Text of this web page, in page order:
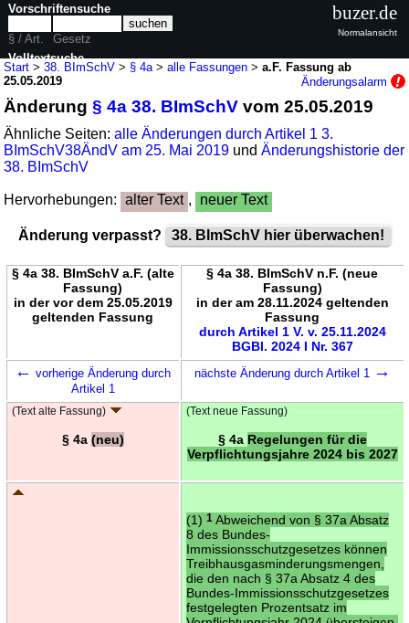
Start >38. BImSchV > § 4a >alle Fassungen >a.F. Fassung ab
25.05.2019
Änderungsalarm
Änderung§ 4a 38. BImSchV vom 25.05.2019
Ähnliche Seiten:alle Änderungen durch Artikel 1 3.
BImSchV38ÄndV am 25. Mai 2019 undÄnderungshistorie der
38. BImSchV
Hervorhebungen: alter Text , neuer Text
Änderung verpasst? 38. BImSchV hier überwachen!
§ 4a 38. BImSchV a.F. (alte
Fassung)
in der vor dem 25.05.2019
geltenden Fassung
§ 4a 38. BImSchV n.F. (neue
Fassung)
in der am 28.11.2024 geltenden
Fassung
durch Artikel 1 V. v. 25.11.2024
BGBl. 2024 I Nr. 367
← vorherige Änderung durch
Artikel 1
nächste Änderung durch Artikel 1 →
(Text alte Fassung)
§ 4a (neu)
(Text neue Fassung)
§ 4a Regelungen für die
Verpflichtungsjahre 2024 bis 2027
(1) 1Abweichend von § 37a Absatz
8 des Bundes-
Immissionsschutzgesetzes können
Treibhausgasminderungsmengen,
die den nach § 37a Absatz 4 des
Bundes-Immissionsschutzgesetzes
festgelegten Prozentsatz im
Vorschriftensuche
§ / Art.
Gesetz
Volltextsuche
buzer.de
Normalansicht